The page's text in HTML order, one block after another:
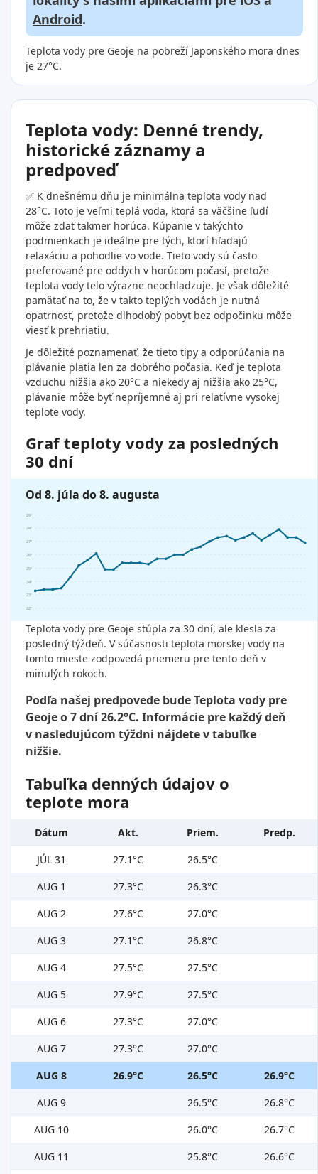
Android.
Teplota vody pre Geoje na pobreží Japonského mora dnes
je 27°C.
Teplota vody: Denné trendy,
historické záznamy a
predpoveď
✅ K dnešnému dňu je minimálna teplota vody nad
28°C. Toto je veľmi teplá voda, ktorá sa väčšine ľudí
môže zdať takmer horúca. Kúpanie v takýchto
podmienkach je ideálne pre tých, ktorí hľadajú
relaxáciu a pohodlie vo vode. Tieto vody sú často
preferované pre oddych v horúcom počasí, pretože
teplota vody telo výrazne neochladzuje. Je však dôležité
pamätať na to, že v takto teplých vodách je nutná
opatrnosť, pretože dlhodobý pobyt bez odpočinku môže
viesť k prehriatiu.
Je dôležité poznamenať, že tieto tipy a odporúčania na
plávanie platia len za dobrého počasia. Keď je teplota
vzduchu nižšia ako 20°C a niekedy aj nižšia ako 25°C,
plávanie môže byť nepríjemné aj pri relatívne vysokej
teplote vody.
Graf teploty vody za posledných
30 dní
Od 8. júla do 8. augusta
22°
23°
24°
25°
26°
27°
28°
29°
Teplota vody pre Geoje stúpla za 30 dní, ale klesla za
posledný týždeň. V súčasnosti teplota morskej vody na
tomto mieste zodpovedá priemeru pre tento deň v
minulých rokoch.
Podľa našej predpovede bude Teplota vody pre
Geoje o 7 dní 26.2°C. Informácie pre každý deň
v nasledujúcom týždni nájdete v tabuľke
nižšie.
Tabuľka denných údajov o
teplote mora
Dátum Akt. Priem.
Predp.
JÚL 31
27.1°C
26.5°C
AUG 1
27.3°C
26.3°C
AUG 2
27.6°C
27.0°C
AUG 3
27.1°C
26.8°C
AUG 4
27.5°C
27.5°C
AUG 5
27.9°C
27.5°C
AUG 6
27.3°C
27.0°C
AUG 7
27.3°C
27.0°C
AUG 8
26.9°C 26.5°C
26.9°C
AUG 9
26.5°C
26.8°C
AUG 10
26.0°C
26.7°C
AUG 11
25.8°C 26.6°C